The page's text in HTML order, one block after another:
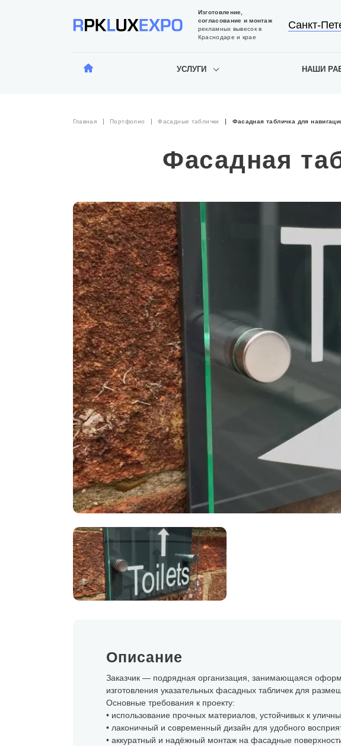
Изготовление,
согласование и монтаж
рекламных вывесок в
Краснодаре и крае
Санкт-
УСЛУГИ НАШИ
Главная Портфолио Фасадные таблички Фасадная табличка для
Фасадная
Описание
Заказчик — подрядная организация, занимающаяся
изготовления указательных фасадных табличек для
Основные требования к проекту:
• использование прочных материалов, устойчивых к
• лаконичный и современный дизайн для удобного
• аккуратный и надёжный монтаж на фасадные